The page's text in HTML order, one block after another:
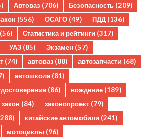
Автоваз (706) Безопасность (209)
(556) ОСАГО (49) ПДД (136)
(56) Статистика и рейтинги (317)
УАЗ (85) Экзамен (57)
(74) автоваз (88) автозапчасти (68)
автошкола(81)
(86) вождение (189)
закон (84) законопроект (79)
китайские автомобили (241)
мотоциклы (96)